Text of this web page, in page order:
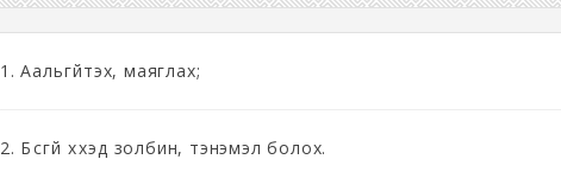
1. Аальгүйтэх, маяглах;
2. Бүсгүй хүүхэд золбин, тэнэмэл болох.